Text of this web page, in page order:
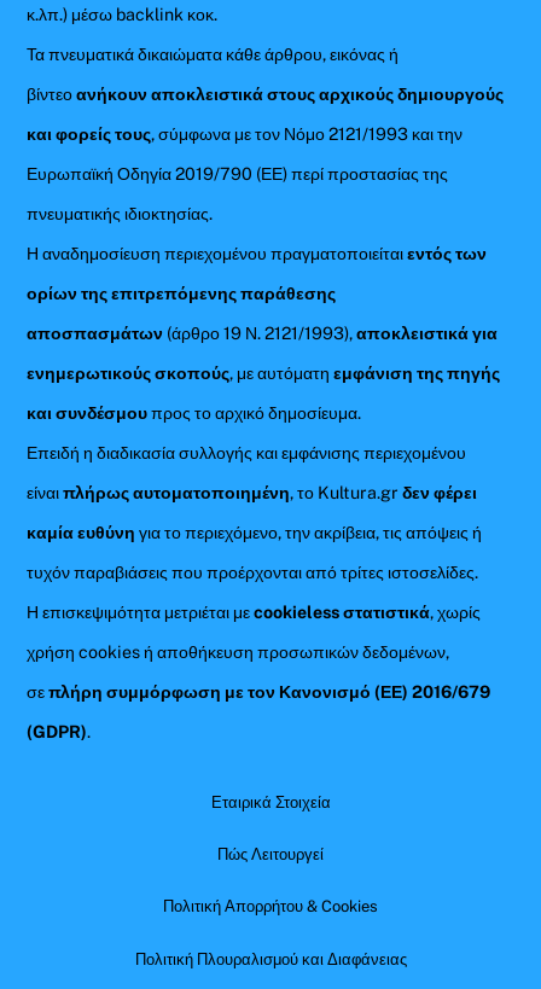
κ.λπ.) μέσω backlink κοκ.
Τα πνευματικά δικαιώματα κάθε άρθρου, εικόνας ή
βίντεοανήκουν αποκλειστικά στους αρχικούς δημιουργούς
και φορείς τους, σύμφωνα με τον Νόμο 2121/1993 και την
Ευρωπαϊκή Οδηγία 2019/790 (ΕΕ) περί προστασίας της
πνευματικής ιδιοκτησίας.
Η αναδημοσίευση περιεχομένου πραγματοποιείταιεντός των
ορίων της επιτρεπόμενης παράθεσης
αποσπασμάτων (άρθρο 19 Ν. 2121/1993),αποκλειστικά για
ενημερωτικούς σκοπούς, με αυτόματηεμφάνιση της πηγής
και συνδέσμουπρος το αρχικό δημοσίευμα.
Επειδή η διαδικασία συλλογής και εμφάνισης περιεχομένου
είναιπλήρως αυτοματοποιημένη, το Kultura.grδεν φέρει
καμία ευθύνη για το περιεχόμενο, την ακρίβεια, τις απόψεις ή
τυχόν παραβιάσεις που προέρχονται από τρίτες ιστοσελίδες.
Η επισκεψιμότητα μετριέται μεcookieless στατιστικά, χωρίς
χρήση cookies ή αποθήκευση προσωπικών δεδομένων,
σεπλήρη συμμόρφωση με τον Κανονισμό (ΕΕ) 2016/679
(GDPR).
Εταιρικά Στοιχεία
Πώς Λειτουργεί
Πολιτική Απορρήτου & Cookies
Πολιτική Πλουραλισμού και Διαφάνειας